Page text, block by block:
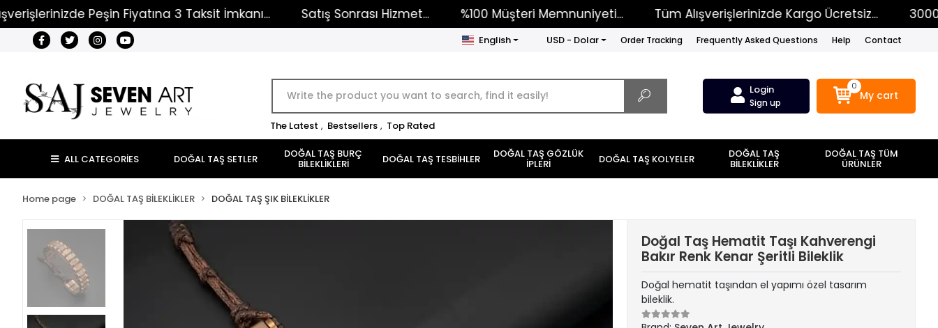
Peşin Fiyatına 3 Taksit İmkanı... Satış Sonrası Hizmet... %100 Müşteri Memnuniyeti... Tüm Alışverişlerinizde Kargo Ücretsiz... 3000TL
English USD - Dolar Order Tracking Frequently Asked Questions Help Contact
The Latest , Bestsellers , Top Rated
Login
Sign up
0
My cart
ALL CATEGORİES DOĞAL TAŞ SETLER DOĞAL TAŞ BURÇ
BİLEKLİKLERİ DOĞAL TAŞ TESBİHLER DOĞAL TAŞ GÖZLÜK
İPLERİ DOĞAL TAŞ KOLYELER DOĞAL TAŞ
BİLEKLİKLER
DOĞAL TAŞ TÜM
ÜRÜNLER
Home page DOĞAL TAŞ BİLEKLİKLER DOĞAL TAŞ ŞIK BİLEKLİKLER
Doğal Taş Hematit Taşı Kahverengi
Bakır Renk Kenar Şeritli Bileklik
Doğal hematit taşından el yapımı özel tasarım
bileklik.